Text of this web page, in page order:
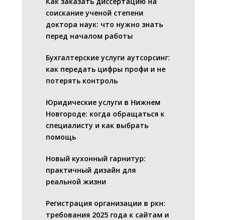
соискание ученой степени
доктора наук: что нужно знать
перед началом работы
Бухгалтерские услуги аутсорсинг:
как передать цифры профи и не
потерять контроль
Юридические услуги в Нижнем
Новгороде: когда обращаться к
специалисту и как выбрать
помощь
Новый кухонный гарнитур:
практичный дизайн для
реальной жизни
Регистрация организации в ркн:
требования 2025 года к сайтам и